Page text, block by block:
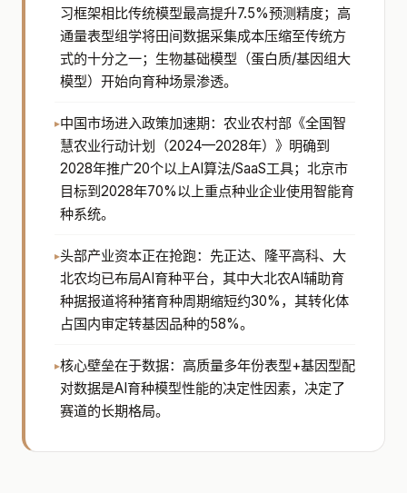
习框架相比传统模型最高提升7.5%预测精度；高
通量表型组学将田间数据采集成本压缩至传统方
式的十分之一；生物基础模型（蛋白质/基因组大
模型）开始向育种场景渗透。
中国市场进入政策加速期：农业农村部《全国智
慧农业行动计划（2024—2028年）》明确到
2028年推广20个以上AI算法/SaaS工具；北京市
目标到2028年70%以上重点种业企业使用智能育
种系统。
头部产业资本正在抢跑：先正达、隆平高科、大
北农均已布局AI育种平台，其中大北农AI辅助育
种据报道将种猪育种周期缩短约30%，其转化体
占国内审定转基因品种的58%。
核心壁垒在于数据：高质量多年份表型+基因型配
对数据是AI育种模型性能的决定性因素，决定了
赛道的长期格局。